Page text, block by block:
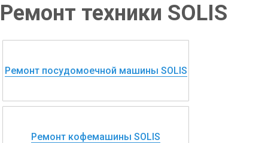
Ремонт техники SOLIS
Ремонт посудомоечной машины SOLIS
Ремонт кофемашины SOLIS